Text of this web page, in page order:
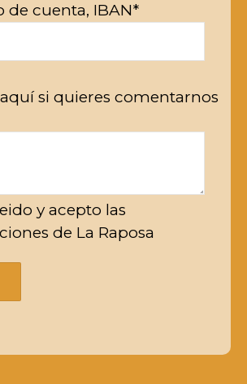
de cuenta, IBAN*
si quieres comentarnos
y acepto las
de La Raposa